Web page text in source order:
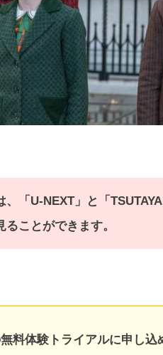
、 「U-NEXT」と「
ることができます。
料体験トライアルに申し込